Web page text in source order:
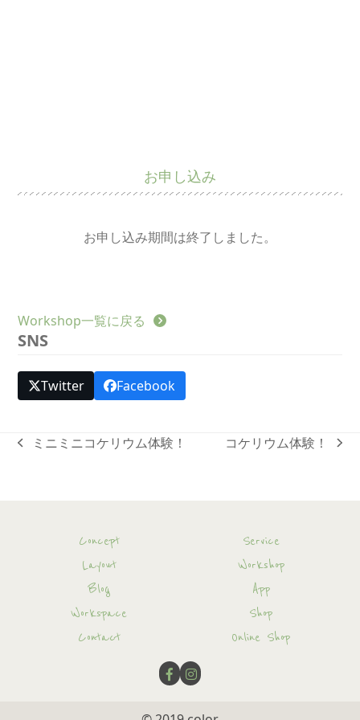
お申し込み
お申し込み期間は終了しました。
Workshop一覧に戻る
SNS
Twitter Facebook
previous
ミニミニコケリウム体験！
next
コケリウム体験！
Concept
Service
Layout
Workshop
Blog
App
Workspace
Shop
Contact
Online Shop